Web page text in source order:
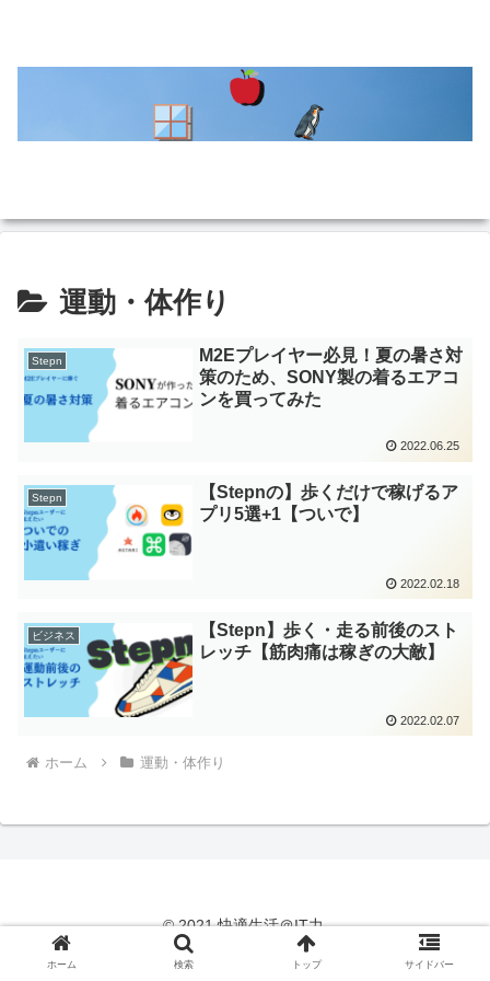
運動・体作り
Stepn
M2Eプレイヤー必見！夏の暑さ対
策のため、SONY製の着るエアコ
ンを買ってみた
2022.06.25
Stepn
【Stepnの】歩くだけで稼げるア
プリ5選+1【ついで】
2022.02.18
ビジネス
【Stepn】歩く・走る前後のスト
レッチ【筋肉痛は稼ぎの大敵】
2022.02.07
ホーム 運動・体作り
© 2021 快適生活＠IT力.
ホーム 検索 トップ サイドバー